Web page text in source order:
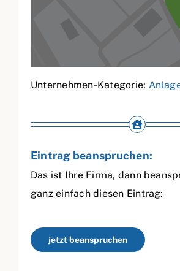
Unternehmen-Kategorie:
Eintrag beanspruchen:
Das ist Ihre Firma, dann
ganz einfach diesen Eintrag:
jetzt beanspruchen